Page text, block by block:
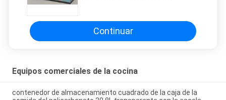
Continuar
Equipos comerciales de la cocina
contenedor de almacenamiento cuadrado de la caja de la